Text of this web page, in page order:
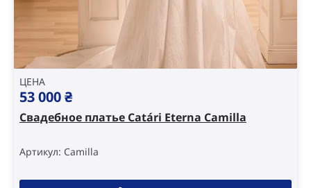
ЦЕНА
53 000₴
Свадебное платье Catári Eterna Camilla
Артикул: Camilla